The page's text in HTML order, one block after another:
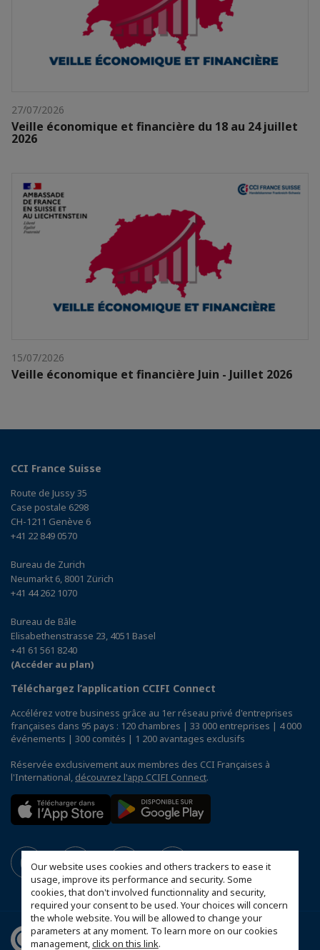
Our website uses cookies and others trackers to ease it
usage, improve its performance and security. Some
cookies, that don't involved functionnality and security,
required your consent to be used. Your choices will concern
the whole website. You will be allowed to change your
parameters at any moment. To learn more on our cookies
management,click on this link.
27/07/2026
Veille économique et financière du 18 au 24 juillet
2026
15/07/2026
Veille économique et financière Juin - Juillet 2026
CCI France Suisse
Route de Jussy 35
Case postale 6298
CH-1211 Genève 6
+41 22 849 0570
Bureau de Zurich
Neumarkt 6, 8001 Zürich
+41 44 262 1070
Bureau de Bâle
Elisabethenstrasse 23, 4051 Basel
+41 61 561 8240
(Accéder au plan)
Téléchargez l’application CCIFI Connect
Accélérez votre business grâce au 1er réseau privé d'entreprises
françaises dans 95 pays : 120 chambres | 33 000 entreprises | 4 000
événements | 300 comités | 1 200 avantages exclusifs
Réservée exclusivement aux membres des CCI Françaises à
l'International, découvrez l'app CCIFI Connect.